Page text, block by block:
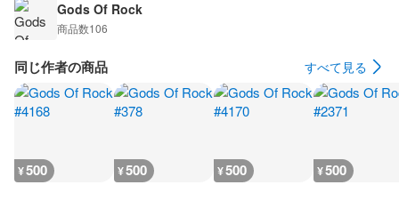
Gods Of Rock
商品数106
同じ作者の商品 すべて見る
¥500 ¥500 ¥500 ¥500